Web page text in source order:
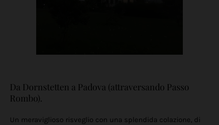
Da Dornstetten a Padova (attraversando Passo
Rombo).
Un meraviglioso risveglio con una splendida colazione, di